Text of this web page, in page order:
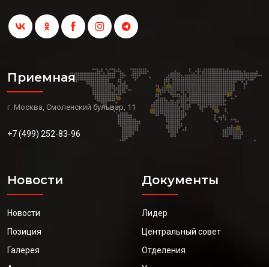
Приемная
г. Москва, Смоленский бульвар, 11
+7 (499) 252-83-96
Новости
Новости
Позиция
Галерея
Документы
Лидер
Центральный совет
Отделения